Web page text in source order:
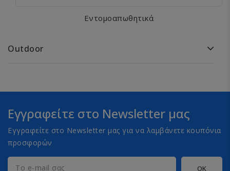
Εντομοαπωθητικά
Outdoor
Εγγραφείτε στο Newsletter μας
Εγγραφείτε στο Newsletter μας για να λαμβάνετε κουπόνια
προσφορών